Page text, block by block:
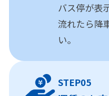
バス停が表
流れたら降
い。
STEP05